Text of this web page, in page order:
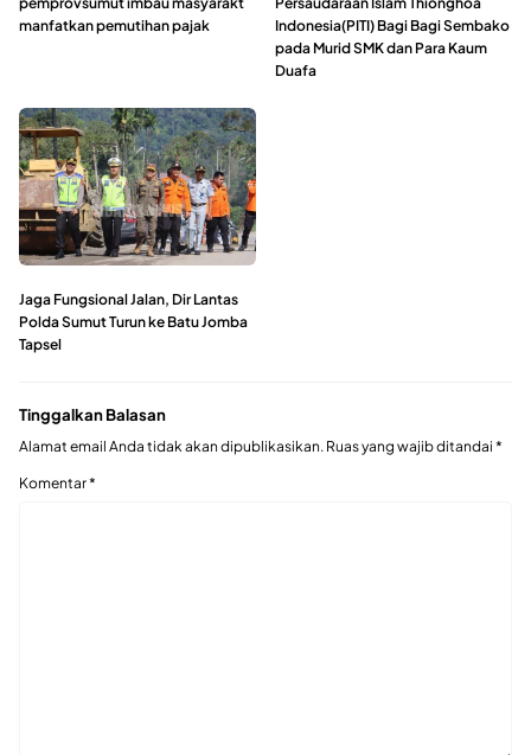
manfatkan pemutihan pajak
Indonesia(PITI) Bagi Bagi Sembako
pada Murid SMK dan Para Kaum
Duafa
Jaga Fungsional Jalan, Dir Lantas
Polda Sumut Turun ke Batu Jomba
Tapsel
Tinggalkan Balasan
Alamat email Anda tidak akan dipublikasikan. Ruas yang wajib ditandai *
Komentar*